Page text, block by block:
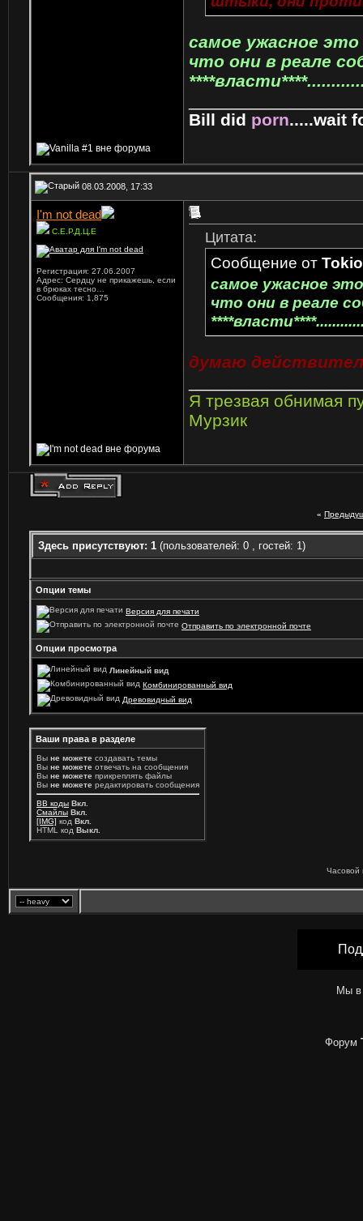
самое ужасное
что они в реале
Bill did porn.....wait
08.03.2008, 17:33
I'm not dead
С.Е.Р.Д.Ц.Е
Регистрация: 27.06.2007
Адрес: Сердцу не прикажешь, если
в брюках тесно…
Сообщения: 1,875
Цитата:
Сообщение от
самое ужасное
что они в реале
думаю
Я трезвая обнимая
Мурзик
«
Здесь присутствуют: 1 (пользователей: 0 , гостей: 1)
Опции темы
Версия для печати
Отправить по электронной почте
Опции просмотра
Линейный вид
Комбинированный вид
Древовидный вид
Ваши права в разделе
Вы не можете создавать темы
Вы не можете отвечать на сообщения
Вы не можете прикреплять файлы
Вы не можете редактировать сообщения
BB коды Вкл.
Смайлы Вкл.
[IMG] код Вкл.
HTML код Выкл.
Часовой
Мы в
Форум